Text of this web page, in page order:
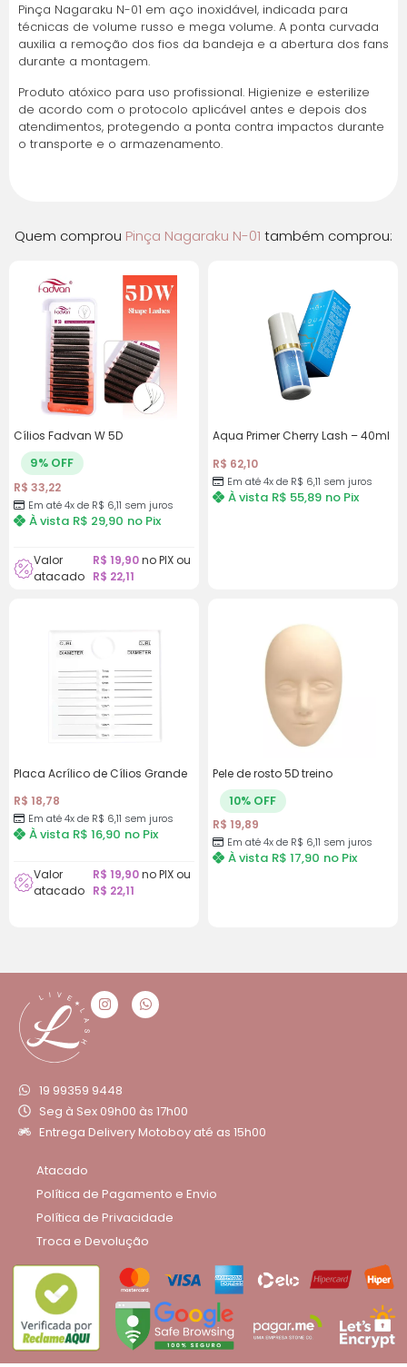
Parcelas:
1x de R$ 24,44 sem
juros
2x de R$ 12,22 sem
R$ 24,44
juros
Pinça Nagaraku N-01 em aço inoxidável, indicada para
técnicas de volume russo e mega volume. A ponta curvada
auxilia a remoção dos fios da bandeja e a abertura dos fans
durante a montagem.
Produto atóxico para uso profissional. Higienize e esterilize
de acordo com o protocolo aplicável antes e depois dos
atendimentos, protegendo a ponta contra impactos durante
o transporte e o armazenamento.
Quem comprou Pinça Nagaraku N-01 também comprou:
Cílios Fadvan W 5D
9% OFF
R$ 33,22
Em até 4x de R$ 6,11 sem juros
À vista R$ 29,90 no Pix
Valor
atacado
R$ 19,90no PIX ou
R$ 22,11
Aqua Primer Cherry Lash – 40ml
R$ 62,10
Em até 4x de R$ 6,11 sem juros
À vista R$ 55,89 no Pix
Placa Acrílico de Cílios Grande
R$ 18,78
Em até 4x de R$ 6,11 sem juros
À vista R$ 16,90 no Pix
Valor
atacado
R$ 19,90no PIX ou
R$ 22,11
Pele de rosto 5D treino
10% OFF
R$ 19,89
Em até 4x de R$ 6,11 sem juros
À vista R$ 17,90 no Pix
19 99359 9448
Seg à Sex 09h00 às 17h00
Entrega Delivery Motoboy até as 15h00
Atacado
Política de Pagamento e Envio
Política de Privacidade
Troca e Devolução